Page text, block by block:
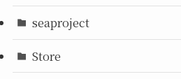
seaproject
Store